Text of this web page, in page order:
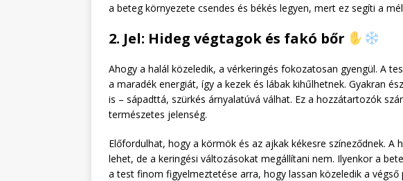
a beteg környezete csendes és békés legyen, mert ez segíti a
2. Jel: Hideg végtagok és fakó bőr
Ahogy a halál közeledik, a vérkeringés fokozatosan gyengül. A
a maradék energiát, így a kezek és lábak kihűlhetnek. Gyakran
is – sápadttá, szürkés árnyalatúvá válhat. Ez a hozzátartozók
természetes jelenség.
Előfordulhat, hogy a körmök és az ajkak kékesre színeződnek. A
lehet, de a keringési változásokat megállítani nem. Ilyenkor a
a test finom figyelmeztetése arra, hogy lassan közeledik a végső